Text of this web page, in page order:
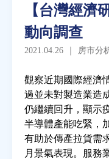
Back
top
【台灣經濟
動向調查
2021.04.26 ｜ 房市分
觀察近期國際經濟
過並未對製造業造
仍繼續回升，顯示
半導體產能吃緊，
有助於傳產拉貨需
月景氣表現。服務